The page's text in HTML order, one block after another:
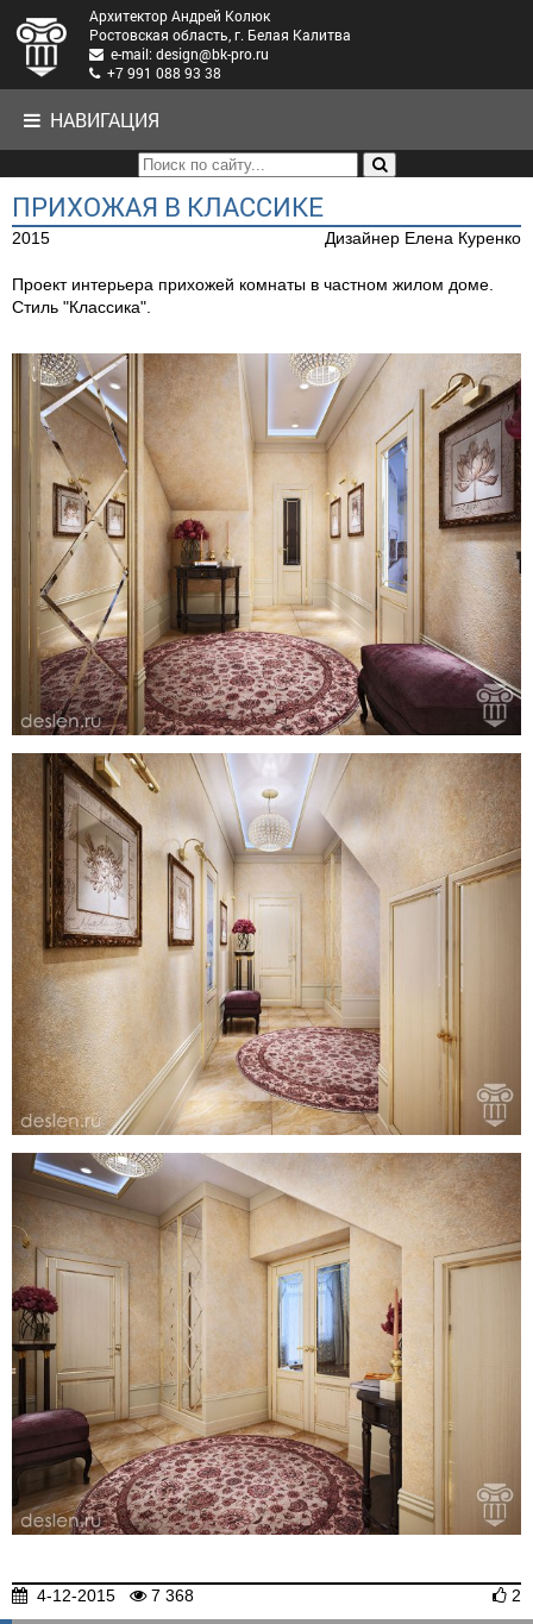
Архитектор Андрей Колюк
Ростовская область, г. Белая Калитва
e-mail: design@bk-pro.ru
+7 991 088 93 38
НАВИГАЦИЯ
ПРИХОЖАЯ В КЛАССИКЕ
2015 Дизайнер Елена Куренко
Проект интерьера прихожей комнаты в частном жилом доме.
Стиль "Классика".
4-12-2015 7 368 2